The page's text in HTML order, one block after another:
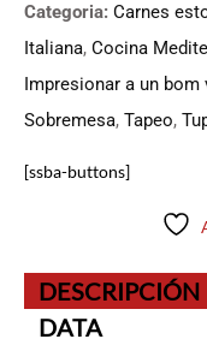
Categoria: Carnes
Italiana, Cocina
Impresionar a un bom
Sobremesa, Tapeo,
[ssba-buttons]
DESCRIPCIÓN
DATA